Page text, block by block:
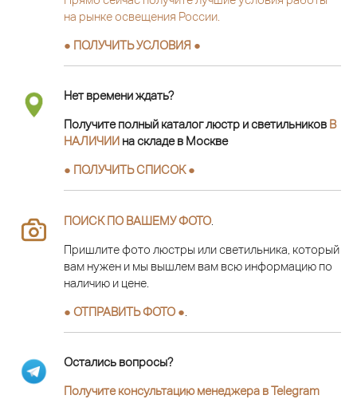
на рынке освещения России.
● ПОЛУЧИТЬ УСЛОВИЯ ●
Нет времени ждать?
Получите полный каталог люстр и светильников В
НАЛИЧИИ на складе в Москве
● ПОЛУЧИТЬ СПИСОК ●
ПОИСК ПО ВАШЕМУ ФОТО
Пришлите фото люстры или светильника, который
вам нужен и мы вышлем вам всю информацию по
наличию и цене.
● ОТПРАВИТЬ ФОТО ●
Остались вопросы?
Получите консультацию менеджера в Telegram